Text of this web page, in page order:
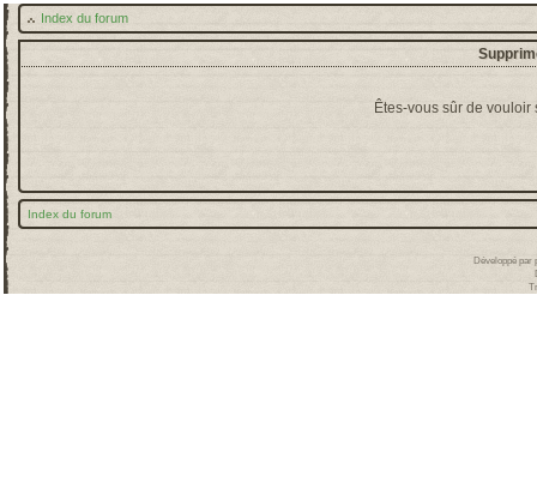
Index du forum
Êtes-vous sûr de
Index du forum
Développé par